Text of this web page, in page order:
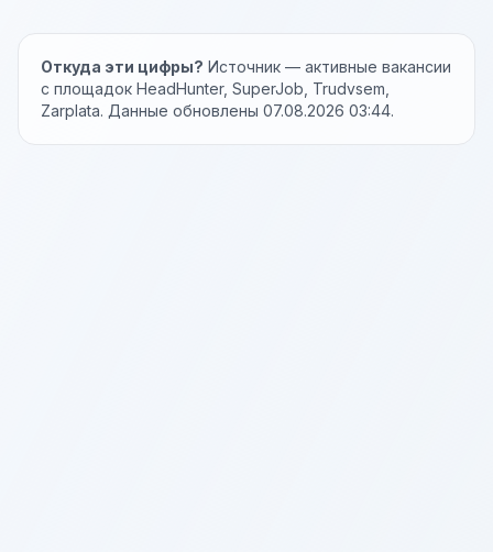
Откуда эти цифры? Источник — активные вакансии
с площадок HeadHunter, SuperJob, Trudvsem,
Zarplata. Данные обновлены 07.08.2026 03:44.